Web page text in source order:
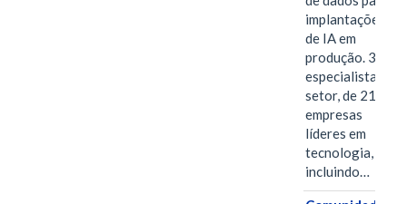
implantações
de IA em
produção. 38
especialistas do
setor, de 21
empresas
líderes em
tecnologia,
incluindo…